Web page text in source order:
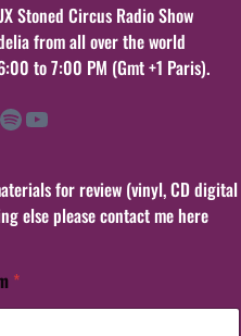
Stoned Circus Radio Show
from all over the world
to 7:00 PM (Gmt +1 Paris).
Spotify YouTube
for review (vinyl, CD digital
else please contact me here
*